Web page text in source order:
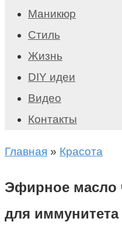
Маникюр
Стиль
Жизнь
DIY идеи
Видео
Контакты
Главная » Красота
Эфирное масло
для иммунитета